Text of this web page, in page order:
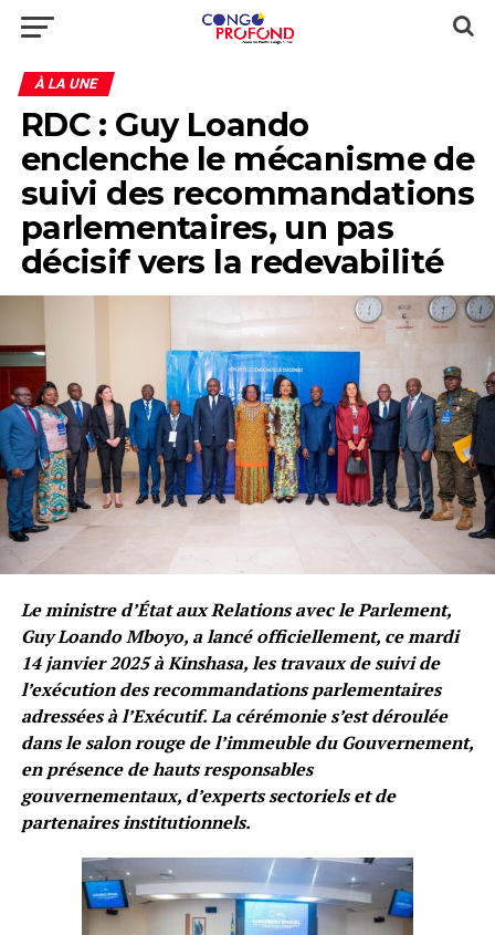
À LA UNE
RDC : Guy Loando
enclenche le mécanisme de
suivi des recommandations
parlementaires, un pas
décisif vers la redevabilité
Le ministre d’État aux Relations avec le Parlement,
Guy Loando Mboyo, a lancé officiellement, ce mardi
14 janvier 2025 à Kinshasa, les travaux de suivi de
l’exécution des recommandations parlementaires
adressées à l’Exécutif. La cérémonie s’est déroulée
dans le salon rouge de l’immeuble du Gouvernement,
en présence de hauts responsables
gouvernementaux, d’experts sectoriels et de
partenaires institutionnels.